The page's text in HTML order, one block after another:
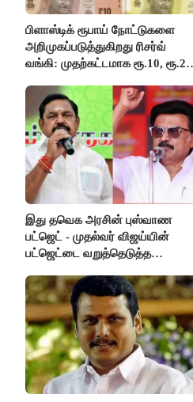
பிளாஸ்டிக் ரூபாய் நோட்டுகளை
அறிமுகப்படுத்துகிறது ரிசர்வ்
வங்கி: முதற்கட்டமாக ரூ.10, ரூ.20
இது தவெக அரசின் புஸ்வாண
பட்ஜெட் - முதல்வர் விஜய்யின்
பட்ஜெட்டை வறுத்தெடுத்த